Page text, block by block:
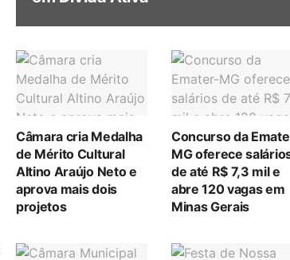
Câmara cria Medalha
de Mérito Cultural
Altino Araújo Neto e
aprova mais dois
projetos
Concurso da
MG oferece
de até R$ 7,3 mil e
abre 120 vagas em
Minas Gerais